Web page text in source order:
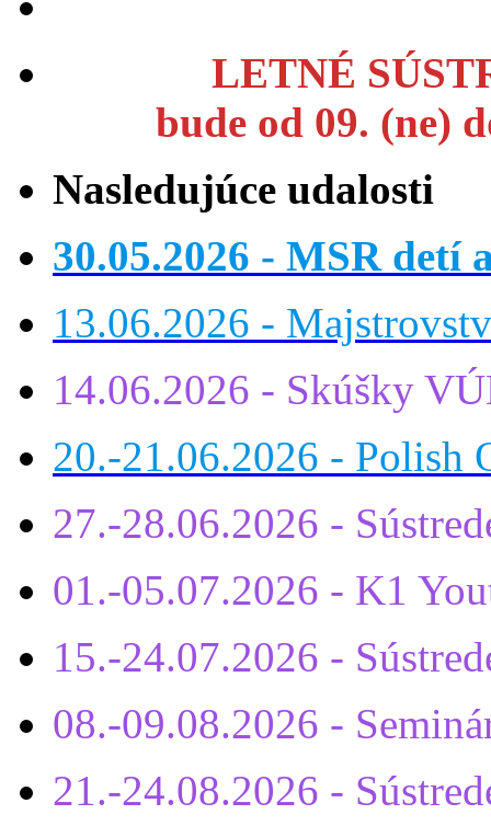
LETNÉ
bude od 09. (ne)
Nasledujúce udalosti
30.05.2026 - MSR detí
13.06.2026 -
14.06.2026 - Skúšky
20.-21.06.2026 - Polish
27.-28.06.2026 -
01.-05.07.2026 - K1
15.-24.07.2026 -
08.-09.08.2026 -
21.-24.08.2026 -